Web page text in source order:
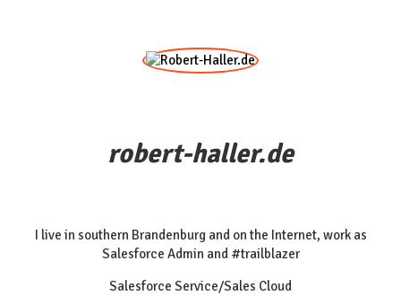
robert-haller.de
I live in southern Brandenburg and on the Internet, work as
Salesforce Admin and #trailblazer
Salesforce Service/Sales Cloud